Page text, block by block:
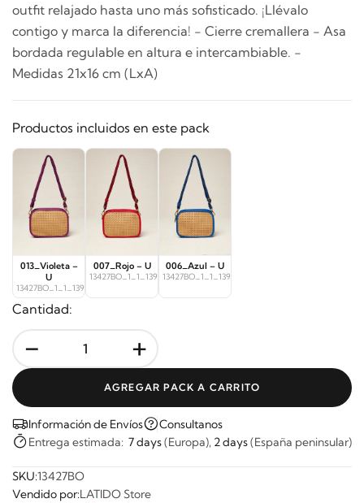
outfit relajado hasta uno más sofisticado. ¡Llévalo
contigo y marca la diferencia! - Cierre cremallera - Asa
bordada regulable en altura e intercambiable. -
Medidas 21x16 cm (LxA)
Productos incluidos en este pack
013_Violeta –
U
13427BO_1_1_13997
007_Rojo – U
13427BO_1_1_13998
006_Azul – U
13427BO_1_1_13999
Cantidad:
- +
AGREGAR PACK A CARRITO
Información de Envíos
Consultanos
Entrega estimada: 7 days(Europa), 2 days(España peninsular)
SKU:13427BO
Vendido por:LATIDO Store